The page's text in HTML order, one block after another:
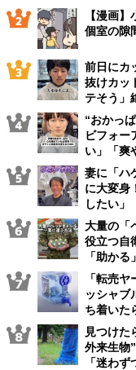
【漫画
個室の隙
前日にカ
抜けカッ
テそう」
“おかっ
ビフォー
い」「爽
妻に「ハ
に大変身
したい」
大量の「
役立つ自
「助かる」
「転売
ッシャブ
ち着いた
見つけた
外来生物
「迷わず